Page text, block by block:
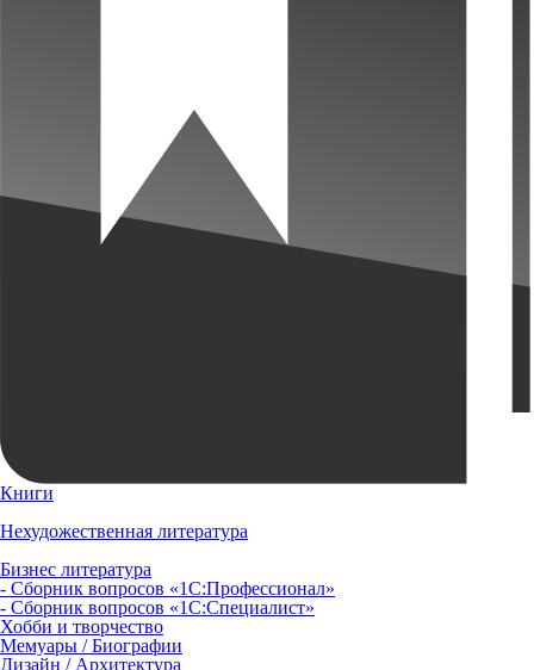
Книги
Нехудожественная литература
Бизнес литература
- Сборник вопросов «1С:Профессионал»
- Сборник вопросов «1С:Специалист»
Хобби и творчество
Мемуары / Биографии
Дизайн / Архитектура